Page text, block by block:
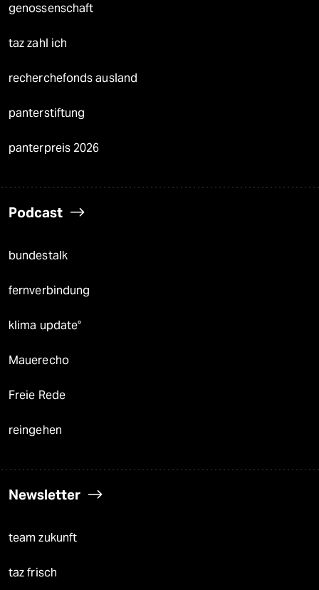
genossenschaft
taz zahl ich
recherchefonds ausland
panterstiftung
panterpreis 2026
Podcast
bundestalk
fernverbindung
klima update°
Mauerecho
Freie Rede
reingehen
Newsletter
team zukunft
taz frisch